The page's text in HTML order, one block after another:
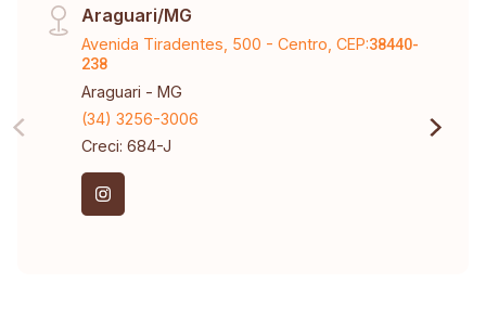
Araguari/MG
Avenida Tiradentes, 500 - Centro, CEP:38440-
238
Araguari - MG
(34) 3256-3006
Creci: 684-J